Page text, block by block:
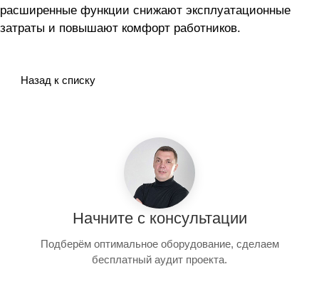
расширенные функции снижают эксплуатационные
затраты и повышают комфорт работников.
Назад к списку
Начните с консультации
Подберём оптимальное оборудование, сделаем
бесплатный аудит проекта.